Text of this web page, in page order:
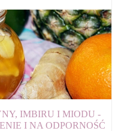
IMBIRU I MIODU -
I NA ODPORNOŚĆ